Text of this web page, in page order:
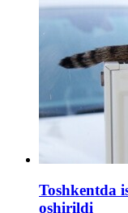
Toshkentda
oshirildi